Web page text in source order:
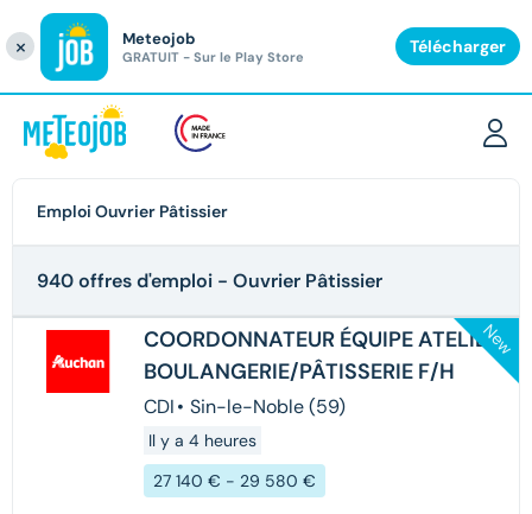
Emploi Ouvrier Pâtissier
940 offres d'emploi - Ouvrier Pâtissier
COORDONNATEUR ÉQUIPE ATELIER
BOULANGERIE/PÂTISSERIE F/H
CDI• Sin-le-Noble (59)
Il y a 4 heures
27 140 € - 29 580 €
New
×Fermer Meteojob
GRATUIT - Sur le Play Store Télécharger